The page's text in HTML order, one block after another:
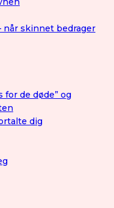
skinnet bedrager
for de døde” og
dig